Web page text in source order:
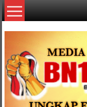
Lompat
ke